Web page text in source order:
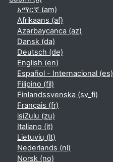
አማርኛ ‎(am)‎
Afrikaans ‎(af)‎
Azərbaycanca ‎(az)‎
Dansk ‎(da)‎
Deutsch ‎(de)‎
English ‎(en)‎
Español - Internacional ‎(es)‎
Filipino ‎(fil)‎
Finlandssvenska ‎(sv_fi)‎
Français ‎(fr)‎
isiZulu ‎(zu)‎
Italiano ‎(it)‎
Lietuvių ‎(lt)‎
Nederlands ‎(nl)‎
Norsk ‎(no)‎